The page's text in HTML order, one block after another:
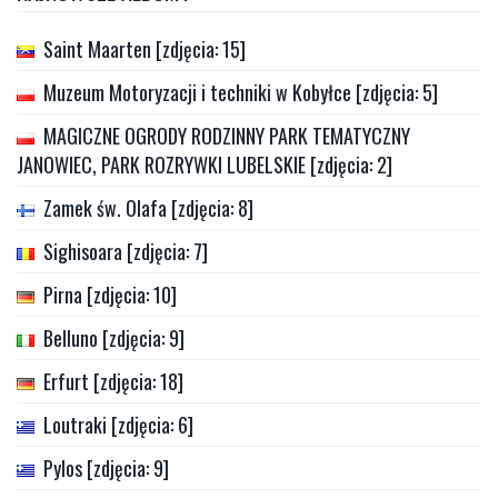
Saint Maarten [zdjęcia: 15]
Muzeum Motoryzacji i techniki w Kobyłce [zdjęcia: 5]
MAGICZNE OGRODY RODZINNY PARK TEMATYCZNY
JANOWIEC, PARK ROZRYWKI LUBELSKIE [zdjęcia: 2]
Zamek św. Olafa [zdjęcia: 8]
Sighisoara [zdjęcia: 7]
Pirna [zdjęcia: 10]
Belluno [zdjęcia: 9]
Erfurt [zdjęcia: 18]
Loutraki [zdjęcia: 6]
Pylos [zdjęcia: 9]